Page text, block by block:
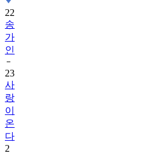
22
송
가
인
23
사
랑
이
온
다
2